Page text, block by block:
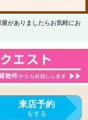
がありましたらお気軽にお
来店予約
をする